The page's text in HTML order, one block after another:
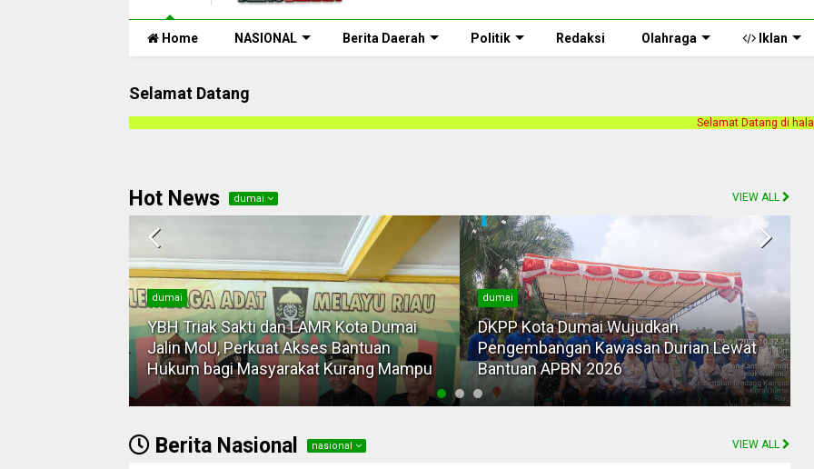
Home NASIONAL Berita Daerah Politik Redaksi Olahraga Iklan
Selamat Datang
Selamat Datang di halaman web
Hot News dumai VIEW ALL
dumai
YBH Triak Sakti dan LAMR Kota Dumai
Jalin MoU, Perkuat Akses Bantuan
Hukum bagi Masyarakat Kurang Mampu
dumai
DKPP Kota Dumai Wujudkan
Pengembangan Kawasan Durian Lewat
Bantuan APBN 2026
Berita Nasional nasional VIEW ALL